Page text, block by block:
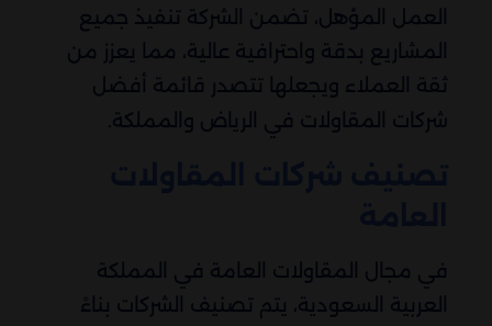
العمل المؤهل، تضمن الشركة تنفيذ جميع
المشاريع بدقة واحترافية عالية، مما يعزز من
ثقة العملاء ويجعلها تتصدر قائمة أفضل
شركات المقاولات في الرياض والمملكة.
في مجال المقاولات العامة في المملكة
العربية السعودية، يتم تصنيف الشركات بناءً